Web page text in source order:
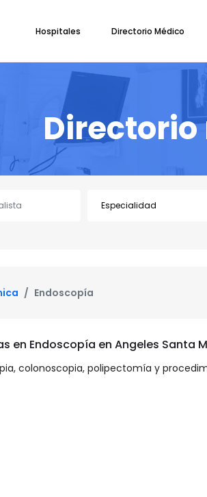
Hospitales Directorio Médico
Endoscopía
en Endoscopía en Angeles Santa
colonoscopia, polipectomía y